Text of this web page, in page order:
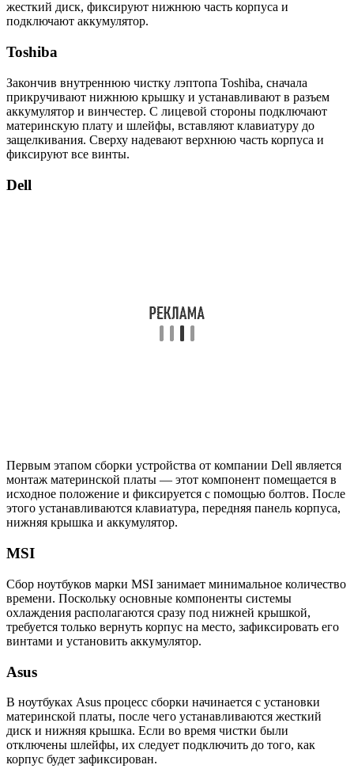
жесткий диск, фиксируют нижнюю часть корпуса и
подключают аккумулятор.
Toshiba
Закончив внутреннюю чистку лэптопа Toshiba, сначала
прикручивают нижнюю крышку и устанавливают в разъем
аккумулятор и винчестер. С лицевой стороны подключают
материнскую плату и шлейфы, вставляют клавиатуру до
защелкивания. Сверху надевают верхнюю часть корпуса и
фиксируют все винты.
Dell
Первым этапом сборки устройства от компании Dell является
монтаж материнской платы — этот компонент помещается в
исходное положение и фиксируется с помощью болтов. После
этого устанавливаются клавиатура, передняя панель корпуса,
нижняя крышка и аккумулятор.
MSI
Сбор ноутбуков марки MSI занимает минимальное количество
времени. Поскольку основные компоненты системы
охлаждения располагаются сразу под нижней крышкой,
требуется только вернуть корпус на место, зафиксировать его
винтами и установить аккумулятор.
Asus
В ноутбуках Asus процесс сборки начинается с установки
материнской платы, после чего устанавливаются жесткий
диск и нижняя крышка. Если во время чистки были
отключены шлейфы, их следует подключить до того, как
корпус будет зафиксирован.